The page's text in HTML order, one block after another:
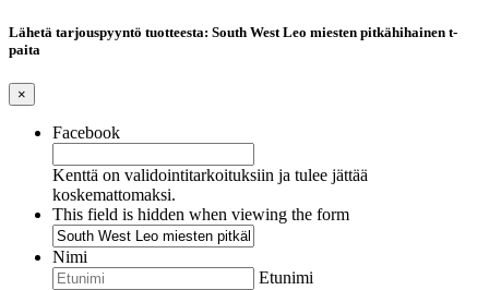
Lähetä tarjouspyyntö tuotteesta: South West Leo miesten pitkähihainen t-
paita
×
Facebook
Kenttä on validointitarkoituksiin ja tulee jättää
koskemattomaksi.
This field is hidden when viewing the form
Nimi
Etunimi